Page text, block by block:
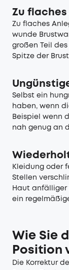
Zu flaches
Zu flaches
wunde
großen Teil
Spitze der
Selbst ein
haben, wenn
Beispiel wenn
nah genug an
Kleidung oder
Stellen
Haut anfälliger
ein
Wie Sie
Position
Die Korrektur